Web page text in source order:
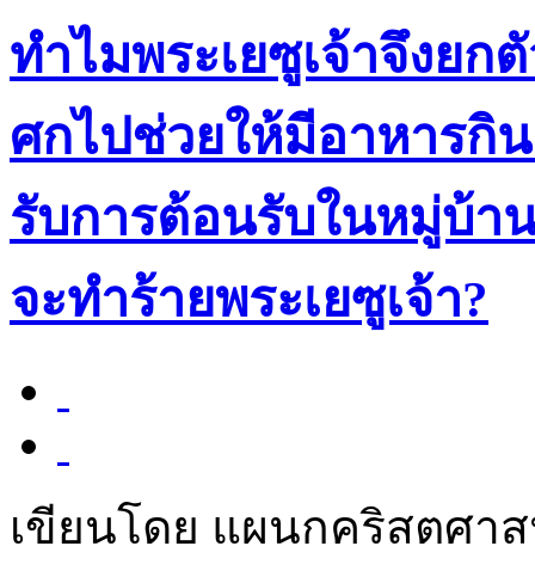
ทำไมพระเยซูเจ้าจึงยก
ศกไปช่วยให้มีอาหารกิ
รับการต้อนรับในหมู่บ้า
จะทำร้ายพระเยซูเจ้า?
เขียนโดย แผนกคริสตศา